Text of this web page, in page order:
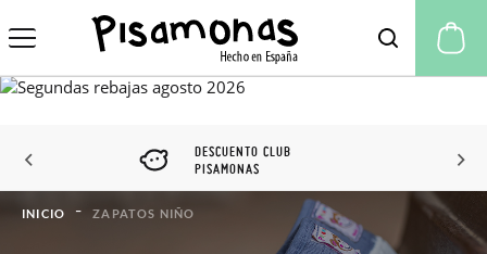
DESCUENTO CLUB
PISAMONAS
INICIO ZAPATOS NIÑO